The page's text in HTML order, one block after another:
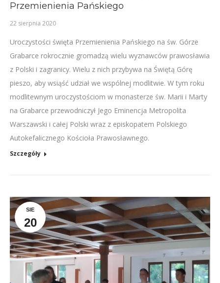
Przemienienia Pańskiego
22 sierpnia 2020
Uroczystości święta Przemienienia Pańskiego na św. Górze
Grabarce rokrocznie gromadzą wielu wyznawców prawosławia
z Polski i zagranicy. Wielu z nich przybywa na Świętą Górę
pieszo, aby wsiąść udział we wspólnej modlitwie. W tym roku
modlitewnym uroczystościom w monasterze św. Marii i Marty
na Grabarce przewodniczył Jego Eminencja Metropolita
Warszawski i całej Polski wraz z episkopatem Polskiego
Autokefalicznego Kościoła Prawosławnego.
Szczegóły
SIE
20